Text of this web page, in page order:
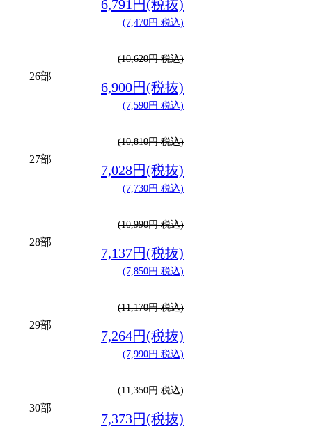
6,791円(税抜)
(7,470円 税込)
26部
(10,620円 税込)
6,900円(税抜)
(7,590円 税込)
27部
(10,810円 税込)
7,028円(税抜)
(7,730円 税込)
28部
(10,990円 税込)
7,137円(税抜)
(7,850円 税込)
29部
(11,170円 税込)
7,264円(税抜)
(7,990円 税込)
30部
(11,350円 税込)
7,373円(税抜)